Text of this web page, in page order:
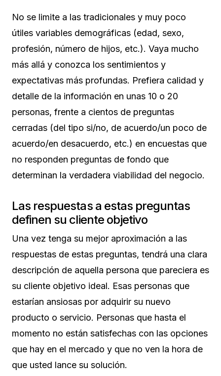
No se limite a las tradicionales y muy poco
útiles variables demográficas (edad, sexo,
profesión, número de hijos, etc.). Vaya mucho
más allá y conozca los sentimientos y
expectativas más profundas. Prefiera calidad y
detalle de la información en unas 10 o 20
personas, frente a cientos de preguntas
cerradas (del tipo si/no, de acuerdo/un poco de
acuerdo/en desacuerdo, etc.) en encuestas que
no responden preguntas de fondo que
determinan la verdadera viabilidad del negocio.
Las respuestas a estas preguntas
definen su cliente objetivo
Una vez tenga su mejor aproximación a las
respuestas de estas preguntas, tendrá una clara
descripción de aquella persona que pareciera es
su cliente objetivo ideal. Esas personas que
estarían ansiosas por adquirir su nuevo
producto o servicio. Personas que hasta el
momento no están satisfechas con las opciones
que hay en el mercado y que no ven la hora de
que usted lance su solución.